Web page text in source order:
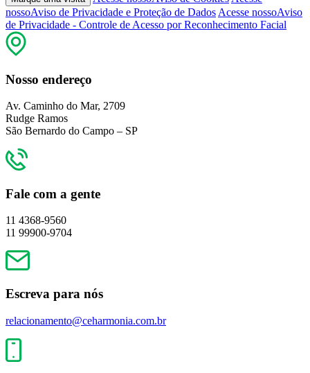
nossoAviso de Privacidade e Proteção de Dados Acesse nossoAviso
de Privacidade - Controle de Acesso por Reconhecimento Facial
Nosso endereço
Av. Caminho do Mar, 2709
Rudge Ramos
São Bernardo do Campo – SP
Fale com a gente
11 4368-9560
11 99900-9704
Escreva para nós
relacionamento@ceharmonia.com.br